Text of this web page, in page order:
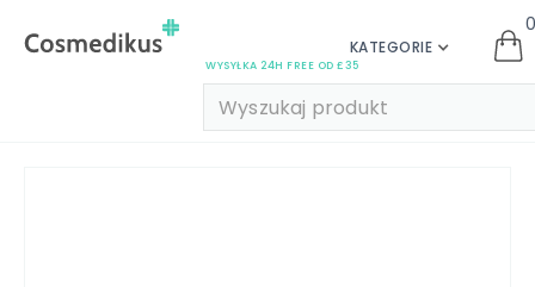
WYSYŁKA 24H FREE OD £35
KATEGORIE
0